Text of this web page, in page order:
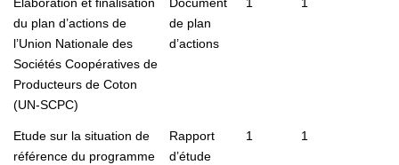
du plan d’actions de
l’Union Nationale des
Sociétés Coopératives de
Producteurs de Coton
(UN-SCPC)
de plan
d’actions
Etude sur la situation de
référence du programme
Rapport
d’étude
1 1